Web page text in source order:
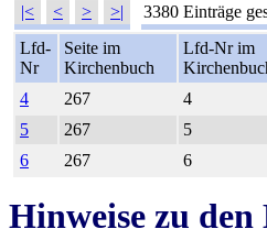
|< < > >| 3380 Einträge
Lfd-
Nr
Seite im
Kirchenbuch
Lfd-Nr im
4
267 4
5
267 5
6
267 6
Hinweise zu